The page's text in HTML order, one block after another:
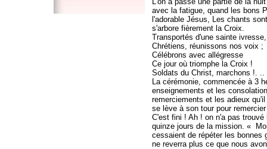
avec la fatigue, quand les bons
l'adorable Jésus, Les chants
s'arbore fièrement la Croix.
Transportés d'une sainte ivresse,
Chrétiens, réunissons nos voix ;
Célébrons avec allégresse
Ce jour où triomphe la Croix !
Soldats du Christ, marchons !. ..
La cérémonie, commencée à 3
enseignements et les
remerciements et les adieux
se lève à son tour pour
C'est fini ! Ah ! on n'a pas
quinze jours de la mission. «
cessaient de répéter les bonnes
ne reverra plus ce que nous